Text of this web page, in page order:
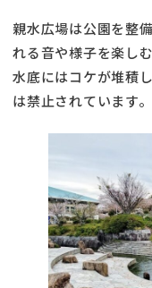
親水広場は公園を整
れる音や様子を楽しむ
水底にはコケが堆積
は禁止されています。